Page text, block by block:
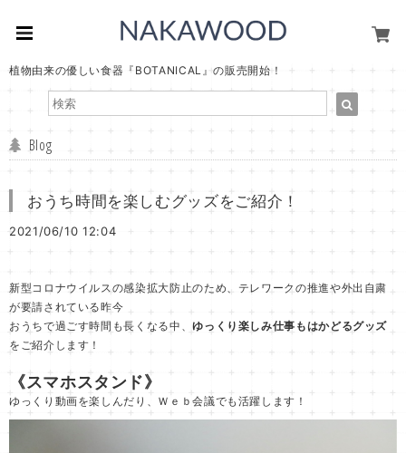
植物由来の優しい食器『BOTANICAL』の販売開始！
Blog
おうち時間を楽しむグッズをご紹介！
2021/06/10 12:04
新型コロナウイルスの感染拡大防止のため、テレワークの推進や外出自粛
が要請されている昨今
おうちで過ごす時間も長くなる中、ゆっくり楽しみ仕事もはかどるグッズ
をご紹介します！
《スマホスタンド》
ゆっくり動画を楽しんだり、Ｗｅｂ会議でも活躍します！